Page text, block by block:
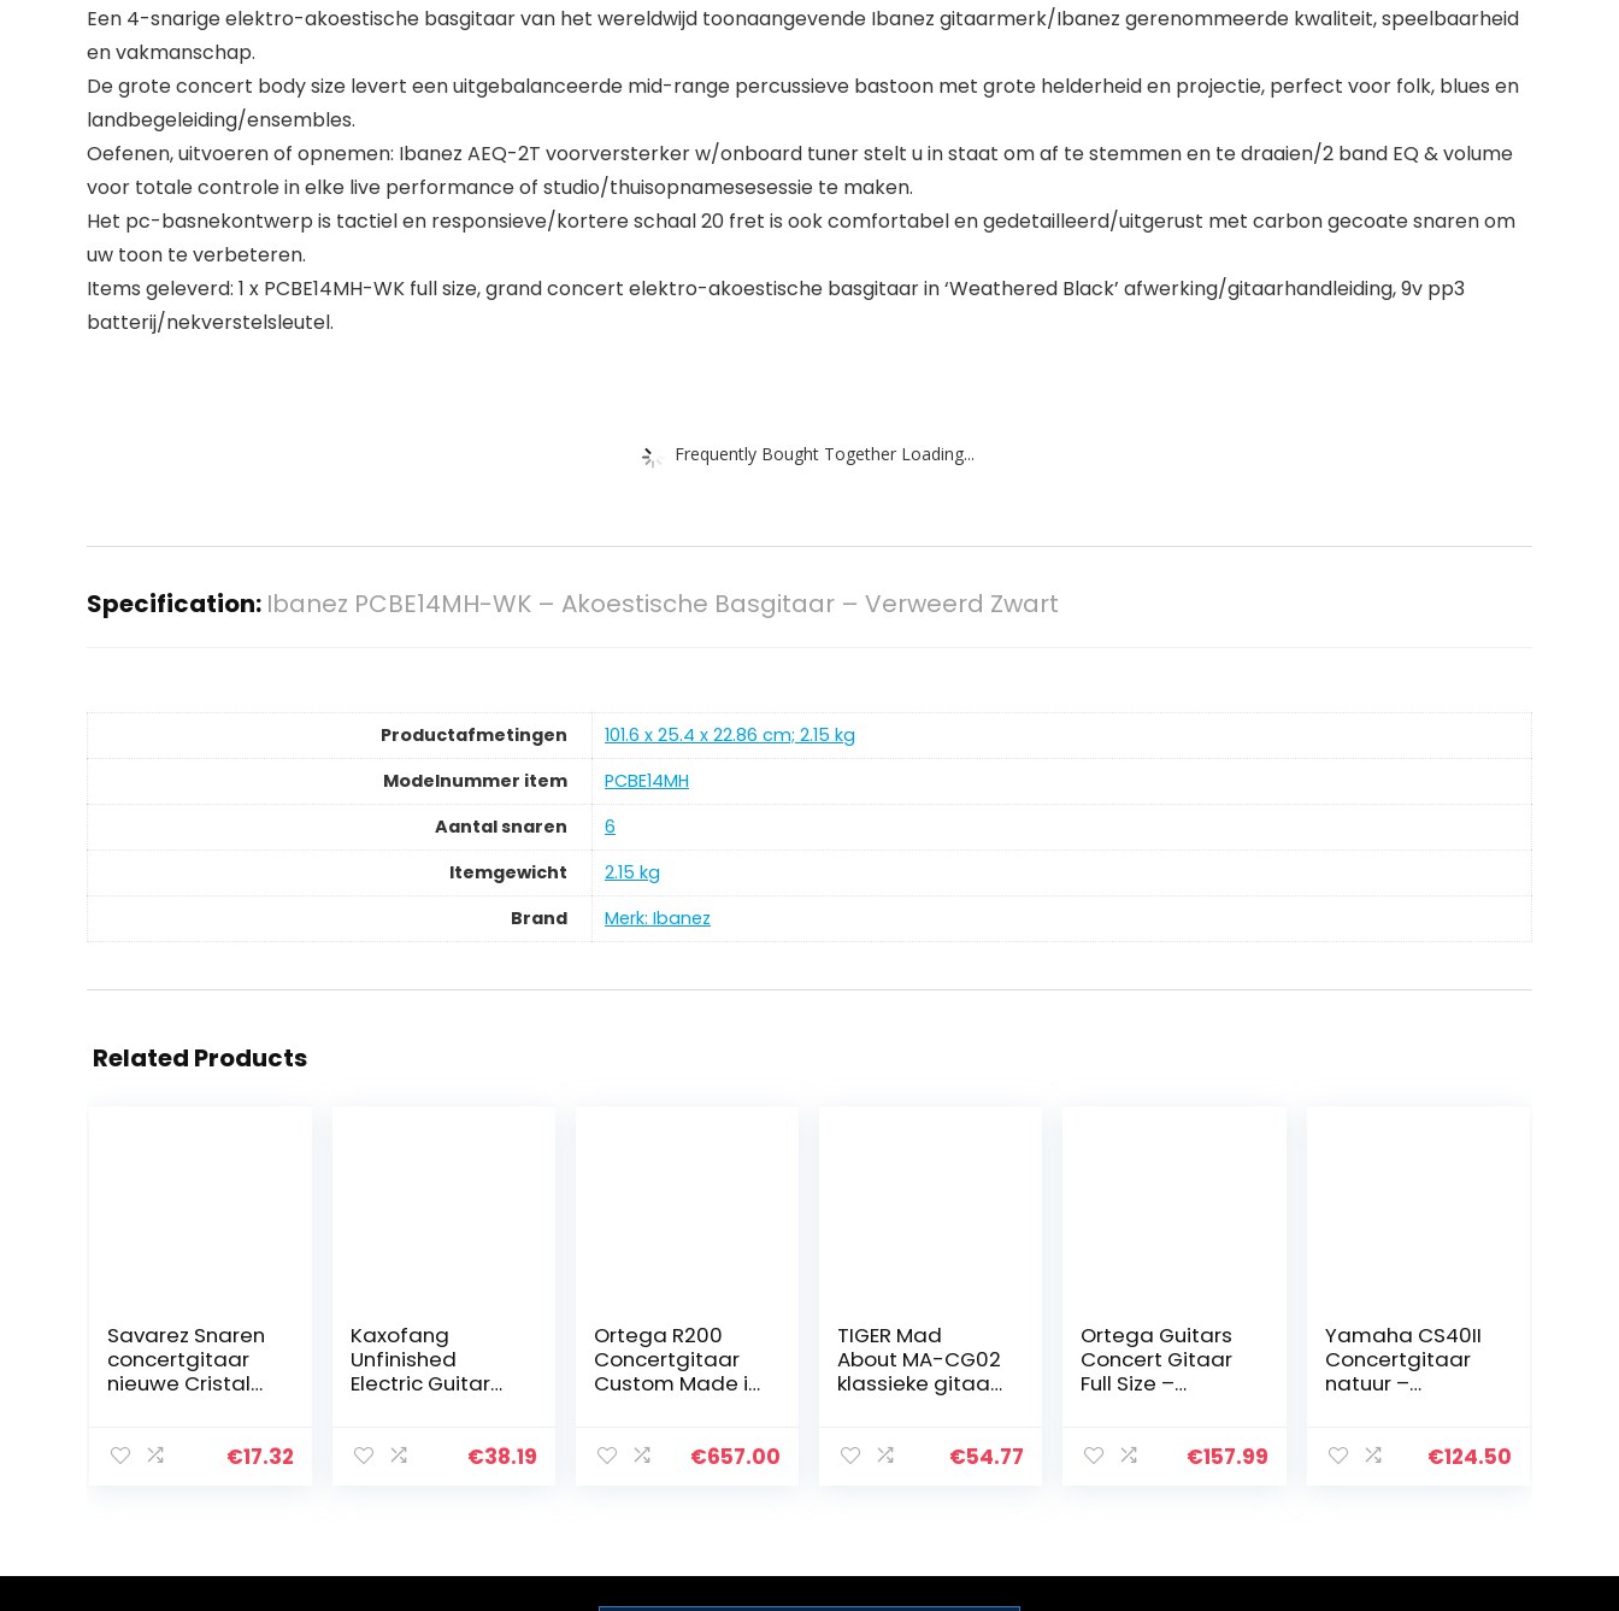
Een 4-snarige elektro-akoestische basgitaar van het wereldwijd toonaangevende Ibanez gitaarmerk/Ibanez gerenommeerde kwaliteit, speelbaarheid
en vakmanschap.
De grote concert body size levert een uitgebalanceerde mid-range percussieve bastoon met grote helderheid en projectie, perfect voor folk, blues en
landbegeleiding/ensembles.
Oefenen, uitvoeren of opnemen: Ibanez AEQ-2T voorversterker w/onboard tuner stelt u in staat om af te stemmen en te draaien/2 band EQ & volume
voor totale controle in elke live performance of studio/thuisopnamesesessie te maken.
Het pc-basnekontwerp is tactiel en responsieve/kortere schaal 20 fret is ook comfortabel en gedetailleerd/uitgerust met carbon gecoate snaren om
uw toon te verbeteren.
Items geleverd: 1 x PCBE14MH-WK full size, grand concert elektro-akoestische basgitaar in ‘Weathered Black’ afwerking/gitaarhandleiding, 9v pp3
batterij/nekverstelsleutel.
Frequently Bought Together Loading...
Specification: Ibanez PCBE14MH-WK – Akoestische Basgitaar – Verweerd Zwart
Productafmetingen
‎101.6 x 25.4 x 22.86 cm; 2.15 kg
Modelnummer item
‎PCBE14MH
Aantal snaren
‎6
Itemgewicht
‎2.15 kg
Brand
Merk: Ibanez
Related Products
Savarez Snaren
concertgitaar
nieuwe Cristal
Gemengde
€17.32
Kaxofang
Unfinished
Electric Guitar
Guitar Barrel to
€38.19
Ortega R200
Concertgitaar
Custom Made in
in Spanje
€657.00
TIGER Mad
About MA-CG02
klassieke gitaar,
klassieke gitaar
€54.77
Ortega Guitars
Concert Gitaar
Full Size –
n (RST5)
€157.99
Yamaha CS40II
Concertgitaar
natuur –
akoestische
€124.50